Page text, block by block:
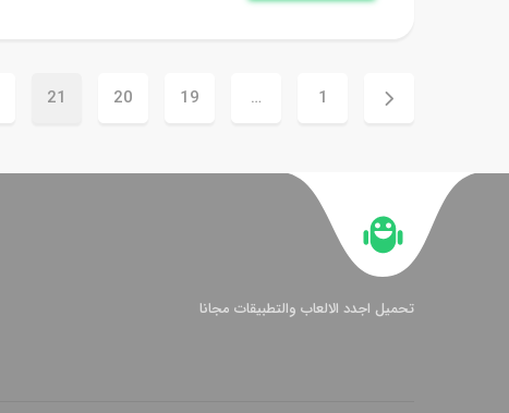
1
…
19
20
21
تحميل اجدد الالعاب والتطبيقات مجانا